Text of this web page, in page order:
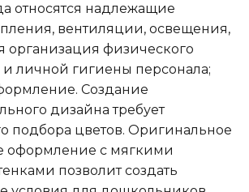
относятся надлежащие
вентиляции, освещения,
организация физического
и личной гигиены персонала;
Создание
дизайна требует
подбора цветов. Оригинальное
оформление с мягкими
позволит создать